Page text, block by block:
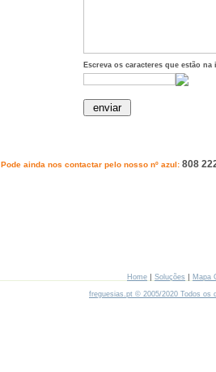
Escreva os caracteres que estão na
Pode ainda nos contactar pelo nosso nº azul: 808
Home | Soluções | Mapa
freguesias.pt © 2005/2020 Todos os